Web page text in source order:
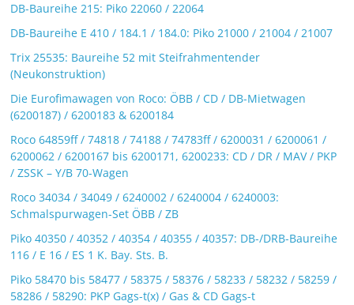
DB-Baureihe 215: Piko 22060 / 22064
DB-Baureihe E 410 / 184.1 / 184.0: Piko 21000 / 21004 / 21007
Trix 25535: Baureihe 52 mit Steifrahmentender
(Neukonstruktion)
Die Eurofimawagen von Roco: ÖBB / CD / DB-Mietwagen
(6200187) / 6200183 & 6200184
Roco 64859ff / 74818 / 74188 / 74783ff / 6200031 / 6200061 /
6200062 / 6200167 bis 6200171, 6200233: CD / DR / MAV / PKP
/ ZSSK – Y/B 70-Wagen
Roco 34034 / 34049 / 6240002 / 6240004 / 6240003:
Schmalspurwagen-Set ÖBB / ZB
Piko 40350 / 40352 / 40354 / 40355 / 40357: DB-/DRB-Baureihe
116 / E 16 / ES 1 K. Bay. Sts. B.
Piko 58470 bis 58477 / 58375 / 58376 / 58233 / 58232 / 58259 /
58286 / 58290: PKP Gags-t(x) / Gas & CD Gags-t